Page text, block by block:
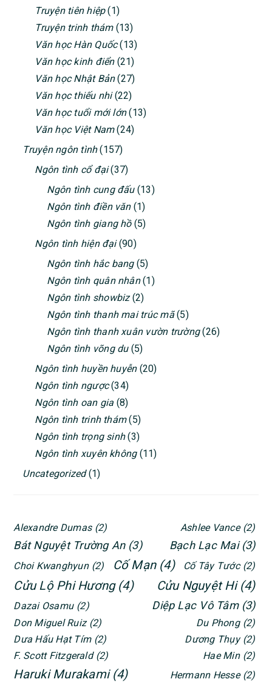
Truyện tiên hiệp(1)
Truyện trinh thám(13)
Văn học Hàn Quốc(13)
Văn học kinh điển(21)
Văn học Nhật Bản(27)
Văn học thiếu nhi(22)
Văn học tuổi mới lớn(13)
Văn học Việt Nam(24)
Truyện ngôn tình(157)
Ngôn tình cổ đại(37)
Ngôn tình cung đấu(13)
Ngôn tình điền văn(1)
Ngôn tình giang hồ(5)
Ngôn tình hiện đại(90)
Ngôn tình hắc bang(5)
Ngôn tình quân nhân(1)
Ngôn tình showbiz(2)
Ngôn tình thanh mai trúc mã(5)
Ngôn tình thanh xuân vườn trường(26)
Ngôn tình võng du(5)
Ngôn tình huyền huyễn(20)
Ngôn tình ngược(34)
Ngôn tình oan gia (8)
Ngôn tình trinh thám(5)
Ngôn tình trọng sinh(3)
Ngôn tình xuyên không(11)
Uncategorized(1)
Alexandre Dumas (2) Ashlee Vance (2)
Bát Nguyệt Trường An (3) Bạch Lạc Mai (3)
Choi Kwanghyun (2) Cố Mạn (4) Cố Tây Tước (2)
Cửu Lộ Phi Hương (4) Cửu Nguyệt Hi (4)
Dazai Osamu (2) Diệp Lạc Vô Tâm (3)
Don Miguel Ruiz (2) Du Phong (2)
Dưa Hấu Hạt Tím (2) Dương Thụy (2)
F. Scott Fitzgerald (2) Hae Min (2)
Haruki Murakami (4) Hermann Hesse (2)